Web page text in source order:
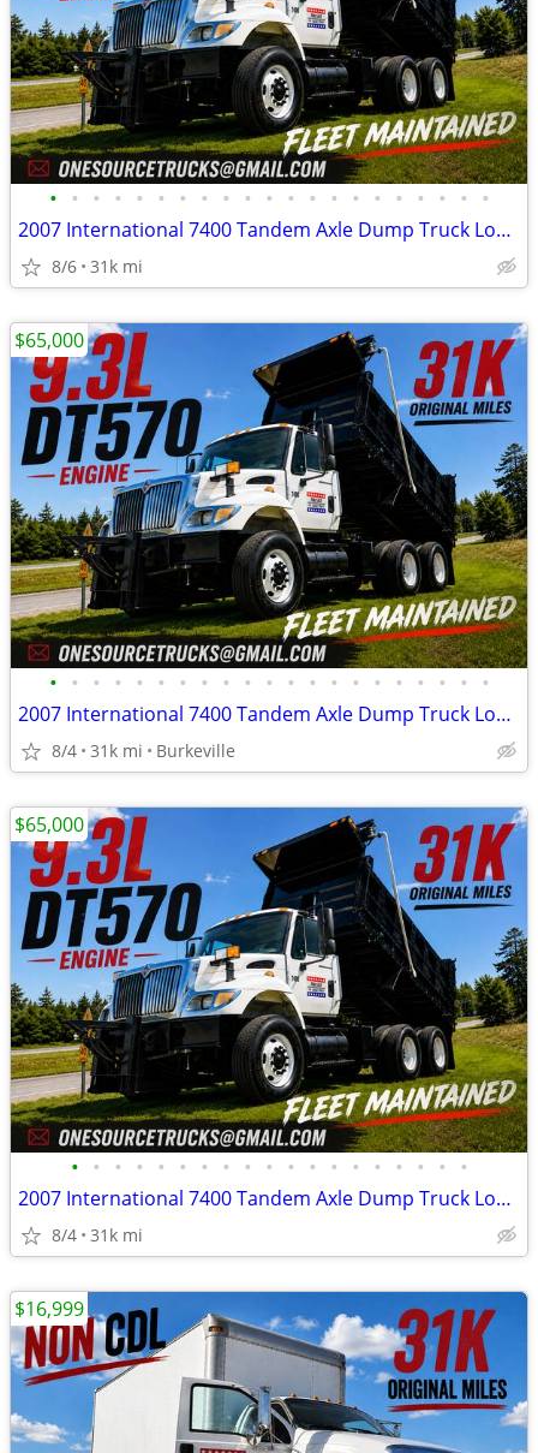
• • • • • • • • • • • • • • • • • • • • •
2007 International 7400 Tandem Axle Dump Truck Low Mileage
8/6 31k mi
• • • • • • • • • • • • • • • • • • • • •
2007 International 7400 Tandem Axle Dump Truck Low Mileage
8/4 31k mi Burkeville
$65,000
• • • • • • • • • • • • • • • • • • •
2007 International 7400 Tandem Axle Dump Truck Low Mileage
8/4 31k mi
$65,000
$16,999